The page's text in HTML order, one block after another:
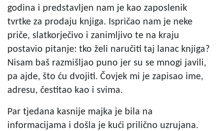
godina i predstavljen nam je kao zaposlenik
tvrtke za prodaju knjiga. Ispričao nam je neke
priče, slatkorječivo i zanimljivo te na kraju
postavio pitanje: tko želi naručiti taj lanac knjiga?
Nisam baš razmišljao puno jer su se mnogi javili,
pa ajde, što ću dvojiti. Čovjek mi je zapisao ime,
adresu, čestitao kao i svima.
Par tjedana kasnije majka je bila na
informacijama i došla je kući prilično uzrujana.